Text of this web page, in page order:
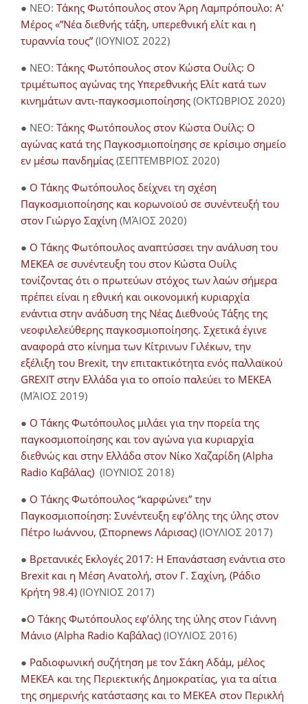
● NEO: Τάκης Φωτόπουλος στον Άρη Λαμπρόπουλο: Α’
Μέρος «”Νέα διεθνής τάξη, υπερεθνική ελίτ και η
τυραννία τους” (ΙΟΥΝΙΟΣ 2022)
● NEO: Τάκης Φωτόπουλος στον Κώστα Ουίλς: Ο
τριμέτωπος αγώνας της Υπερεθνικής Ελίτ κατά των
κινημάτων αντι-παγκοσμιοποίησης (ΟΚΤΩΒΡΙΟΣ 2020)
● NEO: Τάκης Φωτόπουλος στον Κώστα Ουίλς: Ο
αγώνας κατά της Παγκοσμιοποίησης σε κρίσιμο σημείο
εν μέσω πανδημίας (ΣΕΠΤΕΜΒΡΙΟΣ 2020)
● Ο Τάκης Φωτόπουλος δείχνει τη σχέση
Παγκοσμιοποίησης και κορωνοϊού σε συνέντευξή του
στον Γιώργο Σαχίνη (ΜΆΙΟΣ 2020)
● O Τάκης Φωτόπουλος αναπτύσσει την ανάλυση του
ΜΕΚΕΑ σε συνέντευξη του στον Κώστα Ουίλς
τονίζοντας ότι ο πρωτεύων στόχος των λαών σήμερα
πρέπει είναι η εθνική και οικονομική κυριαρχία
ενάντια στην ανάδυση της Νέας Διεθνούς Τάξης της
νεοφιλελεύθερης παγκοσμιοποίησης. Σχετικά έγινε
αναφορά στο κίνημα των Κίτρινων Γιλέκων, την
εξέλιξη του Brexit, την επιτακτικότητα ενός παλλαϊκού
GREXIT στην Ελλάδα για το οποίο παλεύει το ΜΕΚΕΑ
(ΜΆΙΟΣ 2019)
● Ο Τάκης Φωτόπουλος μιλάει για την πορεία της
παγκοσμιοποίησης και τον αγώνα για κυριαρχία
διεθνώς και στην Ελλάδα στον Νίκο Χαζαρίδη (Alpha
Radio Καβάλας) (ΙΟΥΝΙΟΣ 2018)
● Ο Τάκης Φωτόπουλος “καρφώνει” την
Παγκοσμιοποίηση: Συνέντευξη εφ’όλης της ύλης στον
Πέτρο Ιωάννου, (Σπορnews Λάρισας) (ΙΟΥΛΙΟΣ 2017)
● Βρετανικές Εκλογές 2017: Η Επανάσταση ενάντια στο
Brexit και η Μέση Ανατολή, στον Γ. Σαχίνη, (Ράδιο
Κρήτη 98.4) (ΙΟΥΝΙΟΣ 2017)
●O Τάκης Φωτόπουλος εφ’όλης της ύλης στον Γιάννη
Μάνιο (Alpha Radio Καβάλας) (ΙΟΥΛΙΟΣ 2016)
● Ραδιοφωνική συζήτηση με τον Σάκη Αδάμ, μέλος
ΜΕΚΕΑ και της Περιεκτικής Δημοκρατίας, για τα αίτια
της σημερινής κατάστασης και το ΜΕΚΕΑ στον Περικλή